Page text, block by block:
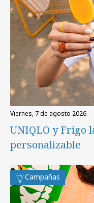
viernes, 7 de agosto 2026
UNIQLO y Frigo
personalizable
Campañas